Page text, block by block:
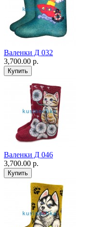
Валенки Д 032
3,700.00 р.
Валенки Д 046
3,700.00 р.